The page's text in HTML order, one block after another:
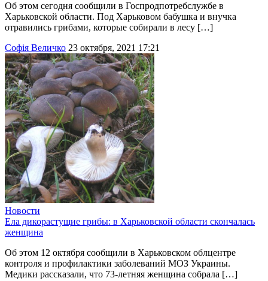
Об этом сегодня сообщили в Госпродпотребслужбе в
Харьковской области. Под Харьковом бабушка и внучка
отравились грибами, которые собирали в лесу […]
Софія Величко 23 октября, 2021 17:21
Новости
Ела дикорастущие грибы: в Харьковской области скончалась
женщина
Об этом 12 октября сообщили в Харьковском облцентре
контроля и профилактики заболеваний МОЗ Украины.
Медики рассказали, что 73-летняя женщина собрала […]